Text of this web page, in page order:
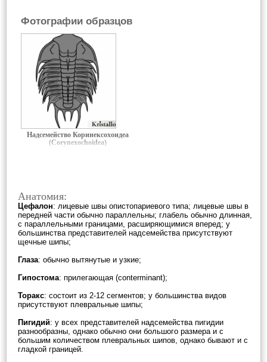
Фотографии образцов
Надсемейство Коринексохоидеа
(Corynexochoidea)
Анатомия:
Цефалон: лицевые швы опистопариевого типа; лицевые швы в
передней части обычно параллельны; глабель обычно длинная,
с параллельными границами, расширяющимися вперед; у
большинства представителей надсемейства присутствуют
щечные шипы;
Глаза: обычно вытянутые и узкие;
Гипостома: прилегающая (conterminant);
Торакс: состоит из 2-12 сегментов; у большинства видов
присутствуют плевральные шипы;
Пигидий: у всех представителей надсемейства пигидии
разнообразны, однако обычно они большого размера и с
большим количеством плевральных шипов, однако бывают и с
гладкой границей.